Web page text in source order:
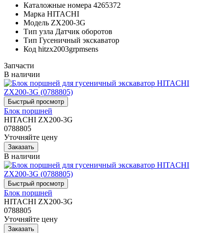
Каталожные номера 4265372
Марка HITACHI
Модель ZX200-3G
Тип узла Датчик оборотов
Тип Гусеничный экскаватор
Код hitzx2003grpmsens
Запчасти
В наличии
Блок поршней
HITACHI ZX200-3G
0788805
Уточняйте цену
В наличии
Блок поршней
HITACHI ZX200-3G
0788805
Уточняйте цену